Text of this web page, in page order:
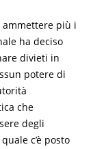
più i
ha deciso
divieti in
potere di
che
degli
c’è posto